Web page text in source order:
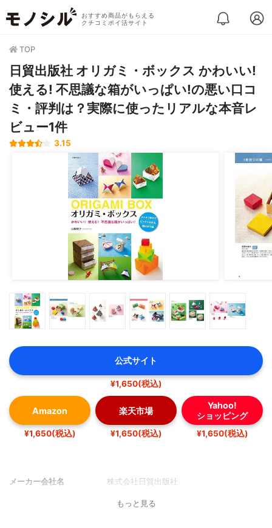
おすすめ商品がもらえる
クチコミポイ活サイト
TOP
日貿出版社 オリガミ・ボックス かわいい!
使える! 不思議な箱がいっぱい!の悪い口コ
ミ・評判は？実際に使ったリアルな本音レ
ビュー1件
3.15
公式サイト
¥1,650(税込)
Amazon
¥1,650(税込)
楽天市場
¥1,650(税込)
Yahoo!
ショッピング
¥1,650(税込)
メーカー会社名 株式会社日貿出版社
もっと見る